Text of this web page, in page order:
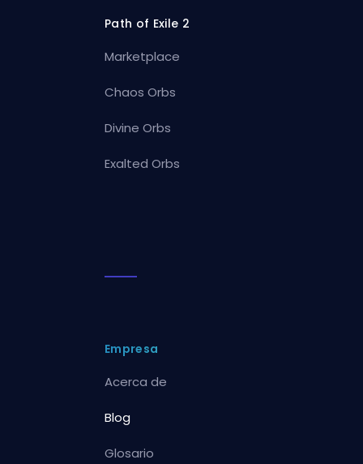
Path of Exile 2
Marketplace
Chaos Orbs
Divine Orbs
Exalted Orbs
Empresa
Acerca de
Blog
Glosario